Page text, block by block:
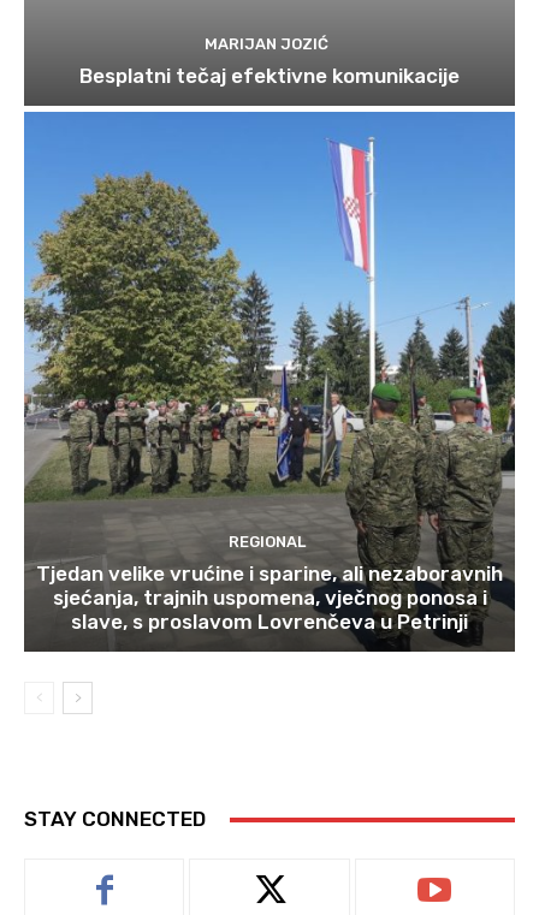
MARIJAN JOZIĆ
Besplatni tečaj efektivne komunikacije
REGIONAL
Tjedan velike vrućine i sparine, ali nezaboravnih
sjećanja, trajnih uspomena, vječnog ponosa i
slave, s proslavom Lovrenčeva u Petrinji
STAY CONNECTED